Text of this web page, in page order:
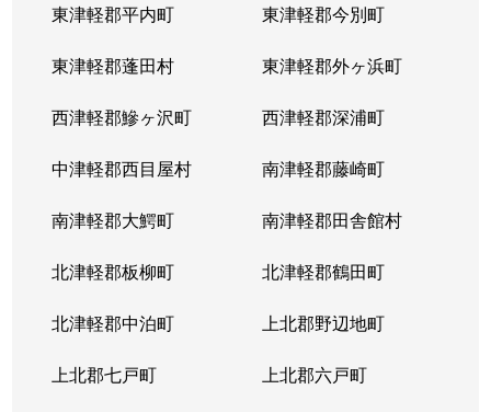
東津軽郡平内町 東津軽郡今別町
東津軽郡蓬田村 東津軽郡外ヶ浜町
西津軽郡鰺ヶ沢町 西津軽郡深浦町
中津軽郡西目屋村 南津軽郡藤崎町
南津軽郡大鰐町 南津軽郡田舎館村
北津軽郡板柳町 北津軽郡鶴田町
北津軽郡中泊町 上北郡野辺地町
上北郡七戸町 上北郡六戸町